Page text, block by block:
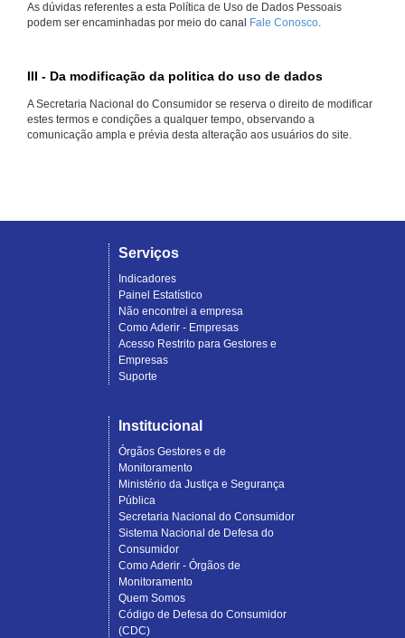
As dúvidas referentes a esta Política de Uso de Dados Pessoais
podem ser encaminhadas por meio do canal Fale Conosco.
III - Da modificação da politica do uso de dados
A Secretaria Nacional do Consumidor se reserva o direito de modificar
estes termos e condições a qualquer tempo, observando a
comunicação ampla e prévia desta alteração aos usuários do site.
Serviços
Indicadores
Painel Estatístico
Não encontrei a empresa
Como Aderir - Empresas
Acesso Restrito para Gestores e
Empresas
Suporte
Institucional
Órgãos Gestores e de
Monitoramento
Ministério da Justiça e Segurança
Pública
Secretaria Nacional do Consumidor
Sistema Nacional de Defesa do
Consumidor
Como Aderir - Órgãos de
Monitoramento
Quem Somos
Código de Defesa do Consumidor
(CDC)